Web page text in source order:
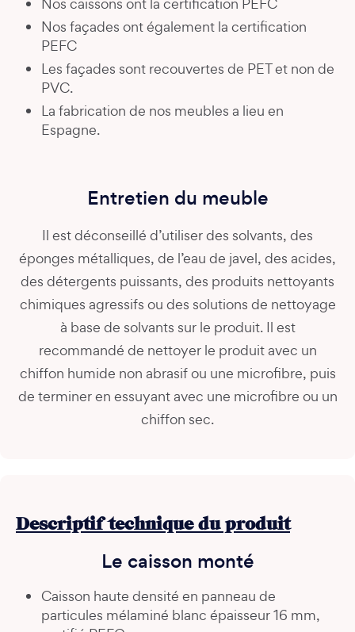
Nos façades ont également la certification
PEFC
Les façades sont recouvertes de PET et non de
PVC.
La fabrication de nos meubles a lieu en
Espagne.
Entretien du meuble
Il est déconseillé d’utiliser des solvants, des
éponges métalliques, de l’eau de javel, des acides,
des détergents puissants, des produits nettoyants
chimiques agressifs ou des solutions de nettoyage
à base de solvants sur le produit. Il est
recommandé de nettoyer le produit avec un
chiffon humide non abrasif ou une microfibre, puis
de terminer en essuyant avec une microfibre ou un
chiffon sec.
Descriptif technique du produit
Le caisson monté
Caisson haute densité en panneau de
particules mélaminé blanc épaisseur 16 mm,